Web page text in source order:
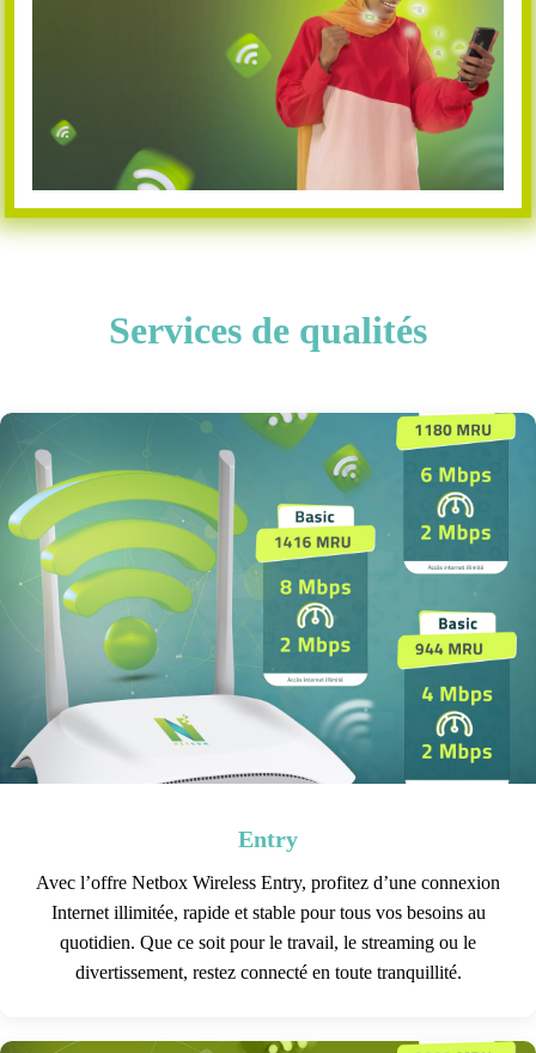
Services de qualités
Entry
Avec l’offre Netbox Wireless Entry, profitez d’une connexion
Internet illimitée, rapide et stable pour tous vos besoins au
quotidien. Que ce soit pour le travail, le streaming ou le
divertissement, restez connecté en toute tranquillité.